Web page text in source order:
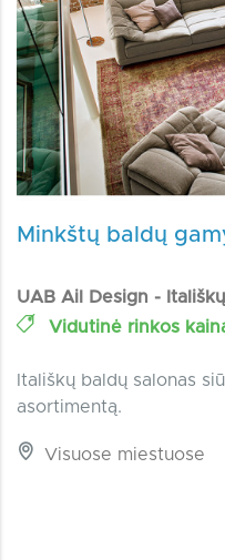
Minkštų baldų
UAB Ail Design -
Vidutinė rinkos
Itališkų baldų salonas
asortimentą.
Visuose miestuose